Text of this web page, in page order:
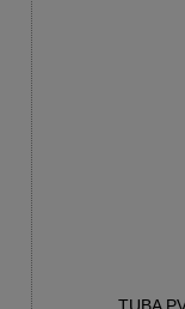
TUBA